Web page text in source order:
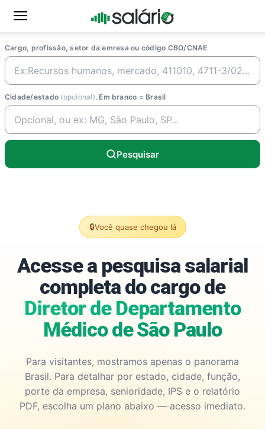
Cargo, profissão, setor da emresa ou código CBO/CNAE
Cidade/estado (opcional). Em branco = Brasil
Pesquisar
🔒Você quase chegou lá
Acesse a pesquisa salarial
completa do cargo de
Diretor de Departamento
Médico de São Paulo
Para visitantes, mostramos apenas o panorama
Brasil. Para detalhar por estado, cidade, função,
porte da empresa, senioridade, IPS e o relatório
PDF, escolha um plano abaixo — acesso imediato.